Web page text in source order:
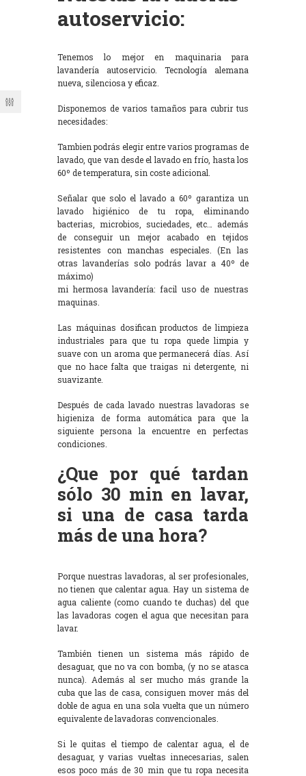
autoservicio:
Tenemos lo mejor en maquinaria para
lavandería autoservicio. Tecnología alemana
nueva, silenciosa y eficaz.
Disponemos de varios tamaños para cubrir tus
necesidades:
Tambien podrás elegir entre varios programas de
lavado, que van desde el lavado en frío, hasta los
60º de temperatura, sin coste adicional.
Señalar que solo el lavado a 60º garantiza un
lavado higiénico de tu ropa, eliminando
bacterias, microbios, suciedades, etc… además
de conseguir un mejor acabado en tejidos
resistentes con manchas especiales. (En las
otras lavanderías solo podrás lavar a 40º de
máximo)
mi hermosa lavandería: facil uso de nuestras
maquinas.
Las máquinas dosifican productos de limpieza
industriales para que tu ropa quede limpia y
suave con un aroma que permanecerá días. Así
que no hace falta que traigas ni detergente, ni
suavizante.
Después de cada lavado nuestras lavadoras se
higieniza de forma automática para que la
siguiente persona la encuentre en perfectas
condiciones.
¿Que por qué tardan
sólo 30 min en lavar,
si una de casa tarda
más de una hora?
Porque nuestras lavadoras, al ser profesionales,
no tienen que calentar agua. Hay un sistema de
agua caliente (como cuando te duchas) del que
las lavadoras cogen el agua que necesitan para
lavar.
También tienen un sistema más rápido de
desaguar, que no va con bomba, (y no se atasca
nunca). Además al ser mucho más grande la
cuba que las de casa, consiguen mover más del
doble de agua en una sola vuelta que un número
equivalente de lavadoras convencionales.
Si le quitas el tiempo de calentar agua, el de
desaguar, y varias vueltas innecesarias, salen
esos poco más de 30 min que tu ropa necesita